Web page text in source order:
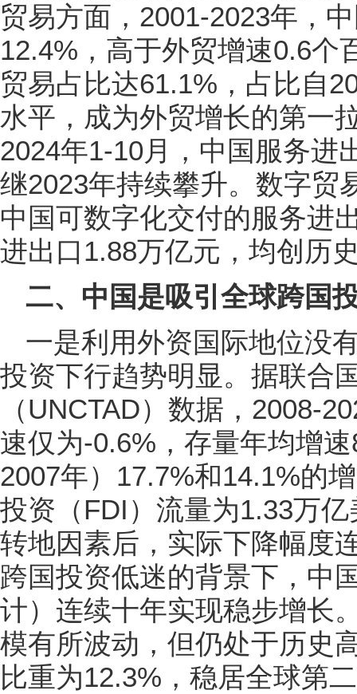
贸易方面，2001-2023年，
12.4%，高于外贸增速0.6个
贸易占比达61.1%，占比自
水平，成为外贸增长的第一
2024年1-10月，中国服务进
继2023年持续攀升。数字贸
中国可数字化交付的服务进
进出口1.88万亿元，均创历
二、中国是吸引全球跨国
一是利用外资国际地位没
投资下行趋势明显。据联合
（UNCTAD）数据，2008-
速仅为-0.6%，存量年均增
2007年）17.7%和14.1%的
投资（FDI）流量为1.33万
转地因素后，实际下降幅度
跨国投资低迷的背景下，中
计）连续十年实现稳步增长
模有所波动，但仍处于历史
比重为12.3%，稳居全球第